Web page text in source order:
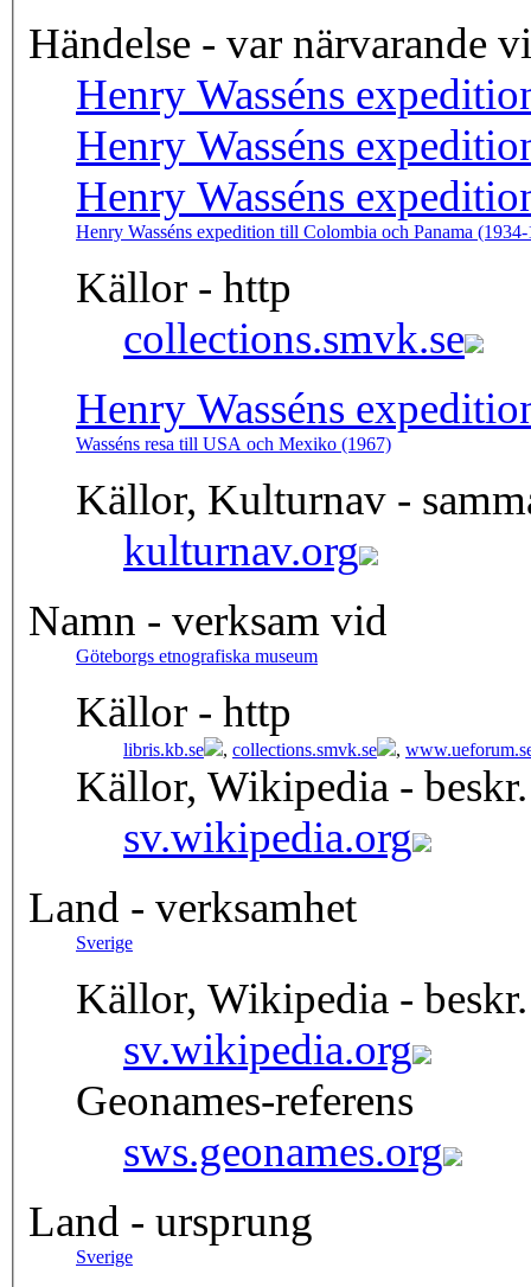
Händelse - var närvarande
Henry Wasséns
Henry Wasséns
Henry Wasséns
Henry Wasséns expedition till Colombia och Panama
Källor - http
collections.smvk.se
Henry Wasséns
Wasséns resa till USA och Mexiko (1967)
Källor, Kulturnav -
kulturnav.org
Namn - verksam vid
Göteborgs etnografiska museum
Källor - http
libris.kb.se , collections.smvk.se ,
Källor, Wikipedia -
sv.wikipedia.org
Land - verksamhet
Sverige
Källor, Wikipedia -
sv.wikipedia.org
Geonames-referens
sws.geonames.org
Land - ursprung
Sverige